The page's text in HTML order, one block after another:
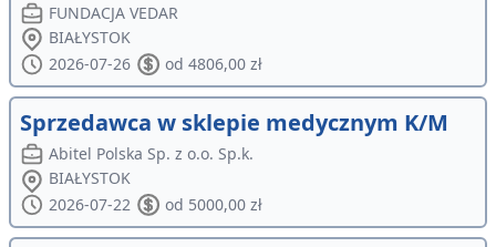
FUNDACJA VEDAR
BIAŁYSTOK
2026-07-26
od 4806,00 zł
Sprzedawca w sklepie medycznym K/M
Abitel Polska Sp. z o.o. Sp.k.
BIAŁYSTOK
2026-07-22
od 5000,00 zł